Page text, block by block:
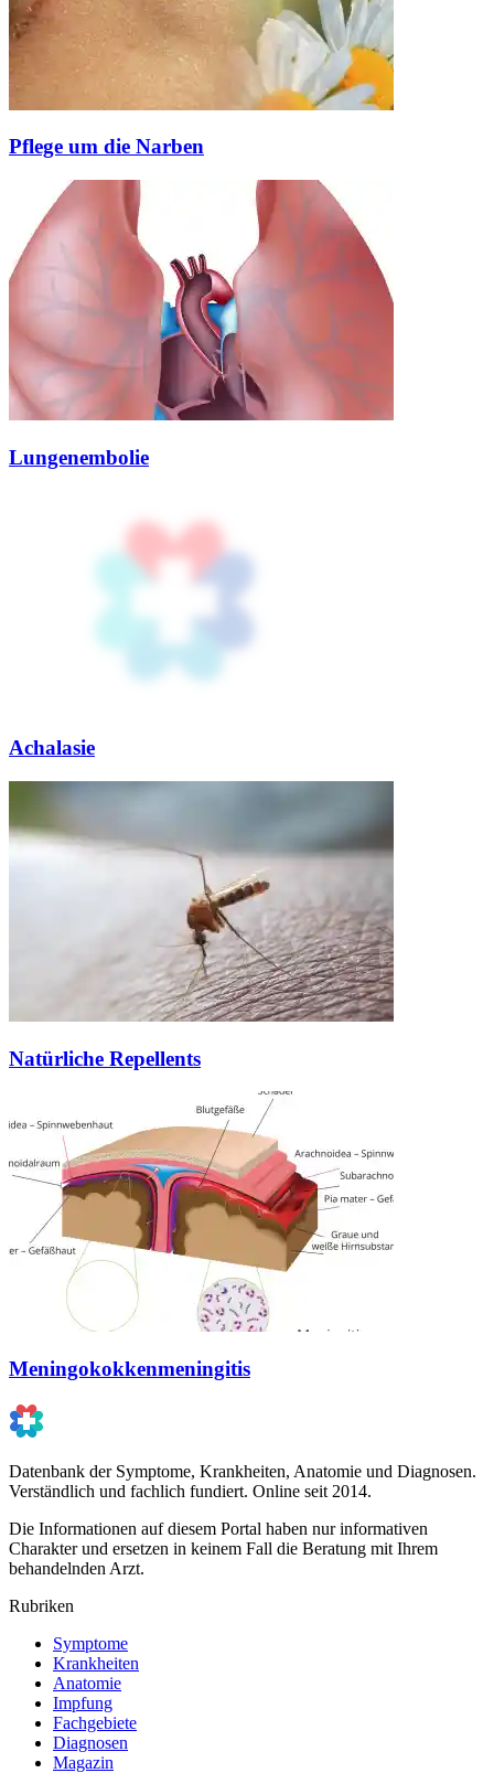
Pflege um die Narben
Lungenembolie
Achalasie
Natürliche Repellents
Meningokokkenmeningitis
Datenbank der Symptome, Krankheiten, Anatomie und Diagnosen.
Verständlich und fachlich fundiert. Online seit 2014.
Die Informationen auf diesem Portal haben nur informativen
Charakter und ersetzen in keinem Fall die Beratung mit Ihrem
behandelnden Arzt.
Rubriken
Symptome
Krankheiten
Anatomie
Impfung
Fachgebiete
Diagnosen
Magazin